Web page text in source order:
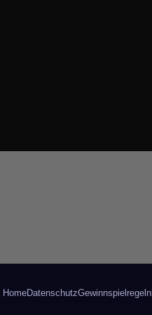
HomeDatenschutzGewinnspielregeln